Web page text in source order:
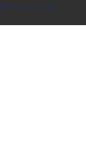
Мы в соц сетях